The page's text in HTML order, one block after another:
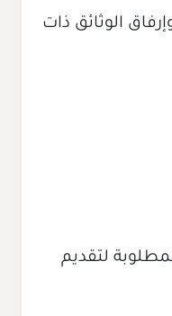
الوثائق ذات
لتقديم